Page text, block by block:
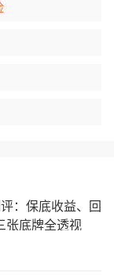
：保底收益、回
张底牌全透视